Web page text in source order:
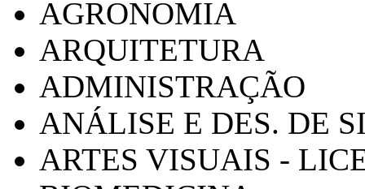
AGRONOMIA
ARQUITETURA
ADMINISTRAÇÃO
ANÁLISE E DES. DE
ARTES VISUAIS -